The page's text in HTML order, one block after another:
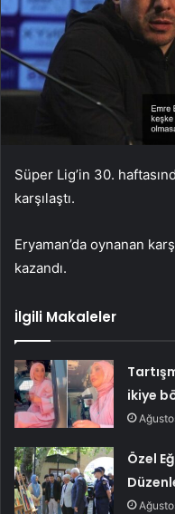
Süper Lig’in 30.
karşılaştı.
Eryaman’da oynanan
kazandı.
İlgili Makaleler
ikiye
Özel